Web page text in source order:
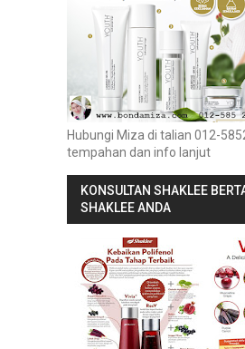
Hubungi Miza di talian 012-
tempahan dan info lanjut
KONSULTAN SHAKLEE
SHAKLEE ANDA